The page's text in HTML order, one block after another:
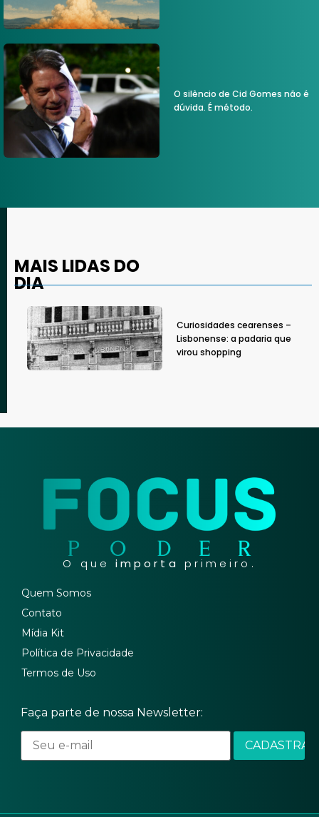
O silêncio de Cid Gomes não é
dúvida. É método.
MAIS LIDAS DO
DIA
Curiosidades cearenses –
Lisbonense: a padaria que
virou shopping
O que importa primeiro.
Quem Somos
Contato
Mídia Kit
Política de Privacidade
Termos de Uso
Faça parte de nossa Newsletter: